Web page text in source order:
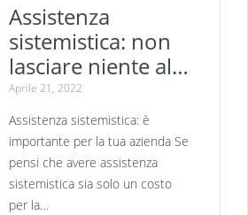
Assistenza
sistemistica: non
lasciare niente al
caso
Aprile 21, 2022
Assistenza sistemistica: è
importante per la tua azienda Se
pensi che avere assistenza
sistemistica sia solo un costo
per la…